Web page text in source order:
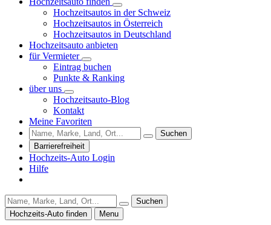
Hochzeitsautos in der Schweiz
Hochzeitsautos in Österreich
Hochzeitsautos in Deutschland
Hochzeitsauto anbieten
für Vermieter
Eintrag buchen
Punkte & Ranking
über uns
Hochzeitsauto-Blog
Kontakt
Meine Favoriten
Suchen
Barrierefreiheit
Hochzeits-Auto Login
Hilfe
Suchen
Hochzeits-Auto finden
Menu